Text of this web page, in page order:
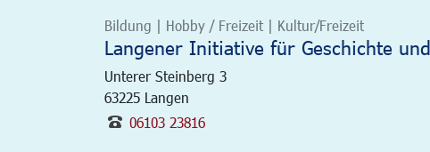
Bildung | Hobby / Freizeit | Kultur/Freizeit
Langener Initiative für Geschichte
Unterer Steinberg 3
63225 Langen
06103 23816